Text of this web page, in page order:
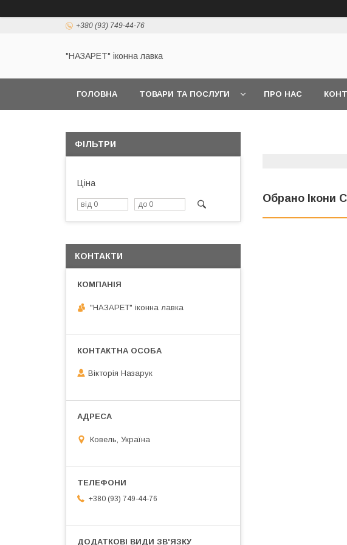
+380 (93) 749-44-76
"НАЗАРЕТ" іконна лавка
ГОЛОВНА ТОВАРИ ТА ПОСЛУГИ ПРО НАС
Обрано Ікони
ФІЛЬТРИ
Ціна
КОНТАКТИ
"НАЗАРЕТ" іконна лавка
Вікторія Назарук
Ковель, Україна
+380 (93) 749-44-76